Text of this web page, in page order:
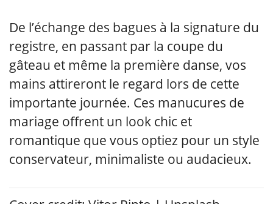
De l’échange des bagues à la signature du
registre, en passant par la coupe du
gâteau et même la première danse, vos
mains attireront le regard lors de cette
importante journée. Ces manucures de
mariage offrent un look chic et
romantique que vous optiez pour un style
conservateur, minimaliste ou audacieux.